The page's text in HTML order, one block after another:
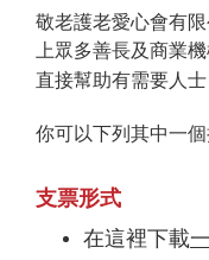
敬老護老愛心會有
上眾多善長及商業機
直接幫助有需要人士
你可以下列其中一
支票形式
在這裡下載